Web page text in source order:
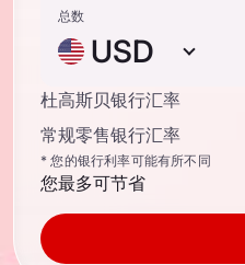
总数
USD
杜高斯贝银行汇率
常规零售银行汇率
* 您的银行利率可能有所不同
您最多可节省